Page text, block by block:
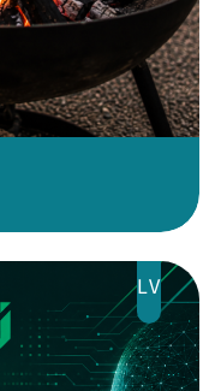
Instagram
Flick TikTok
LV